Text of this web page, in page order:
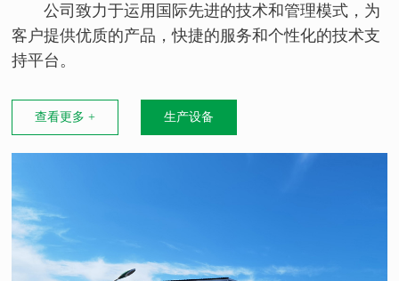
公司致力于运用国际先进的技术和管理模式，为
客户提供优质的产品，快捷的服务和个性化的技术支
持平台。
查看更多 + 生产设备